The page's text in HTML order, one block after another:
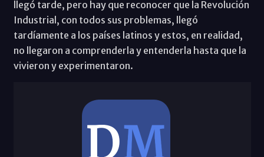
llegó tarde, pero hay que reconocer que la Revolución
Industrial, con todos sus problemas, llegó
tardíamente a los países latinos y estos, en realidad,
no llegaron a comprenderla y entenderla hasta que la
vivieron y experimentaron.